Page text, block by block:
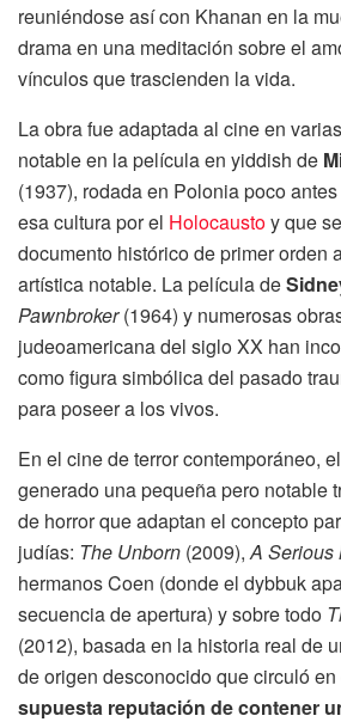
reuniéndose así con Khanan en la
drama en una meditación sobre el
vínculos que trascienden la vida.
La obra fue adaptada al cine en
notable en la película en yiddish de
(1937), rodada en Polonia poco
esa cultura por el Holocaustoy que
documento histórico de primer orden
artística notable. La película de
Pawnbroker(1964) y numerosas
judeoamericana del siglo XX han
como figura simbólica del pasado
para poseer a los vivos.
En el cine de terror contemporáneo,
generado una pequeña pero notable
de horror que adaptan el concepto
judías: The Unborn (2009),A Serious
hermanos Coen (donde el dybbuk
secuencia de apertura) y sobre todo
(2012), basada en la historia real de
de origen desconocido que circuló
supuesta reputación de contener